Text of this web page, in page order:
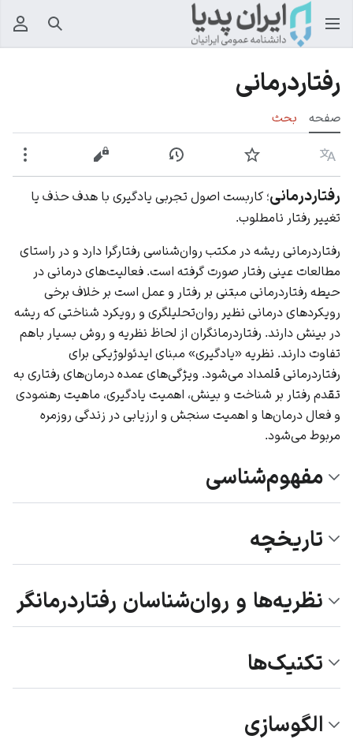
جستجو
رفتاردرمانی
صفحه بحث
زبان پیگیری نمایش تاریخچهنمایش مبدأ
رفتاردرمانی؛ کاربست اصول تجربی یادگیری با هدف حذف یا
تغییر رفتار نامطلوب.
رفتاردرمانی ریشه در مکتب روان‌شناسی رفتارگرا دارد و در راستای
مطالعات عینی رفتار صورت گرفته است. فعالیت‌های درمانی در
حیطه رفتاردرمانی مبتنی بر رفتار و عمل است بر خلاف برخی
رویکردهای درمانی نظیر روان‌تحلیلگری و رویکرد شناختی که ریشه
در بینش دارند. رفتاردرمانگران از لحاظ نظریه و روش بسیار باهم
تفاوت دارند. نظریه «یادگیری» مبنای ایدئولوژیکی برای
رفتاردرمانی قلمداد می‌شود. ویژگی‌های عمده درمان‌های رفتاری به
تقدم رفتار بر شناخت و بینش، اهمیت یادگیری، ماهیت رهنمودی
و فعال درمان‌ها و اهمیت سنجش و ارزیابی در زندگی روزمره
مربوط می‌شود.
مفهوم‌شناسی
تاریخچه
نظریه‌ها و روان‌شناسان رفتاردرمانگر
تکنیک‌ها
الگوسازی